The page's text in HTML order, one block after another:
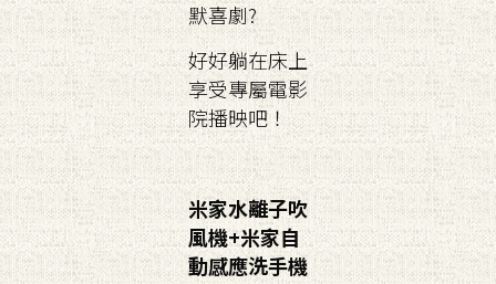
默喜劇?
好好躺在床上
享受專屬電影
院播映吧！
米家水離子吹
風機+米家自
動感應洗手機